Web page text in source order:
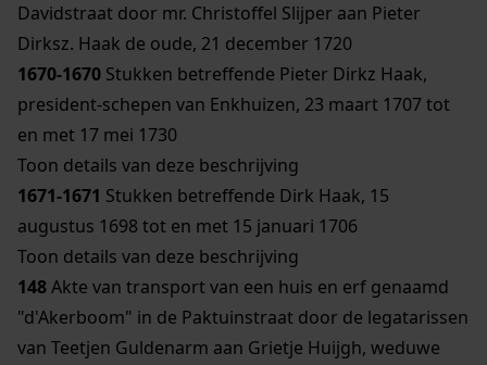
Davidstraat door mr. Christoffel Slijper aan Pieter
Dirksz. Haak de oude, 21 december 1720
1670-1670 Stukken betreffende Pieter Dirkz Haak,
president-schepen van Enkhuizen, 23 maart 1707 tot
en met 17 mei 1730
Toon details van deze beschrijving
1671-1671 Stukken betreffende Dirk Haak, 15
augustus 1698 tot en met 15 januari 1706
Toon details van deze beschrijving
148Akte van transport van een huis en erf genaamd
"d'Akerboom" in de Paktuinstraat door de legatarissen
van Teetjen Guldenarm aan Grietje Huijgh, weduwe